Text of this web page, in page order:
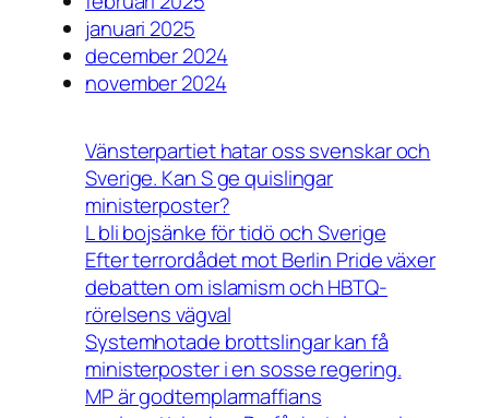
januari 2025
december 2024
november 2024
Vänsterpartiet hatar oss svenskar och
Sverige. Kan S ge quislingar
ministerposter?
L bli bojsänke för tidö och Sverige
Efter terrordådet mot Berlin Pride växer
debatten om islamism och HBTQ-
rörelsens vägval
Systemhotade brottslingar kan få
ministerposter i en sosse regering.
MP är godtemplarmaffians